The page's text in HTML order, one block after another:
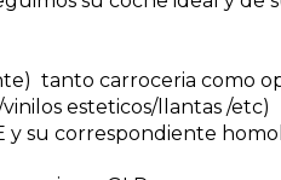
tanto carroceria como
esteticos/llantas /etc)
y su correspondiente